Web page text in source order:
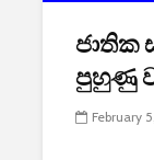
ජාතික
පුහුණු
February